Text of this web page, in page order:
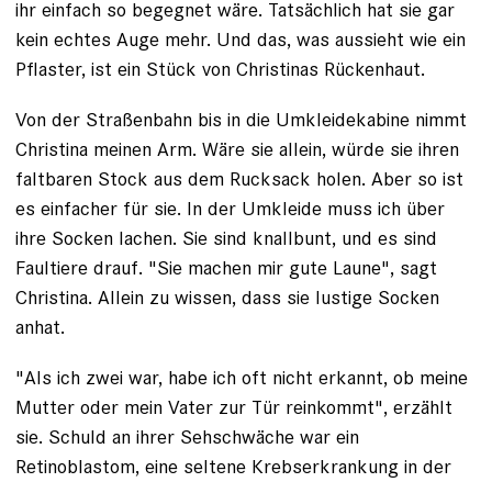
ihr einfach so begegnet wäre. Tatsächlich hat sie gar
kein echtes Auge mehr. Und das, was aussieht wie ein
Pflaster, ist ein Stück von Christinas Rückenhaut.
Von der Straßenbahn bis in die Umkleidekabine nimmt
Christina meinen Arm. Wäre sie allein, würde sie ihren
faltbaren Stock aus dem Rucksack holen. Aber so ist
es einfacher für sie. In der Umkleide muss ich über
ihre Socken lachen. Sie sind knallbunt, und es sind
Faultiere drauf. "Sie machen mir gute Laune", sagt
Christina. Allein zu wissen, dass sie lustige Socken
anhat.
"Als ich zwei war, habe ich oft nicht erkannt, ob meine
Mutter oder mein Vater zur Tür reinkommt", erzählt
sie. Schuld an ihrer Sehschwäche war ein
Retinoblastom, eine seltene Krebserkrankung in der